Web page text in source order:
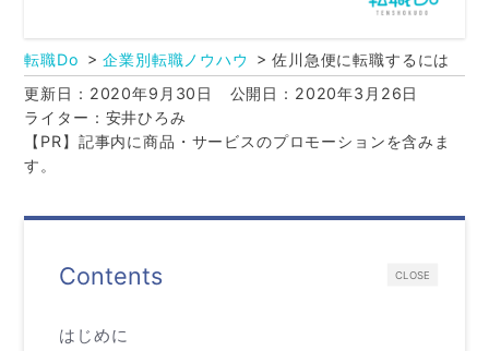
転職Do 企業別転職ノウハウ
佐川急便に転職するには
更新日：2020年9月30日
公開日：2020年3月26日
ライター：安井ひろみ
【PR】記事内に商品・サービスのプロモーションを含みま
す。
CLOSE
Contents
はじめに